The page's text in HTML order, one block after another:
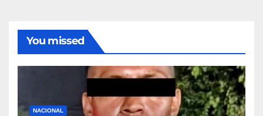
You missed
NACIONAL